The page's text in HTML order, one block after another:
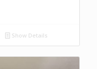
Show Details